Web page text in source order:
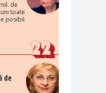
de
toate
posibil.
de